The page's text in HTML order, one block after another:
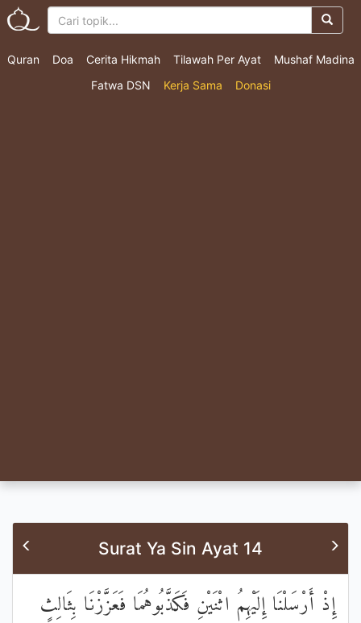
Quran Doa Cerita Hikmah Tilawah Per Ayat
Mushaf Madina
Fatwa DSN
Kerja Sama Donasi
Surat Ya Sin Ayat 14
إِذْ أَرْسَلْنَا إِلَيْهِمُ اثْنَيْنِ فَكَذَّبُوهُمَا فَعَزَّزْنَا بِثَالِثٍ